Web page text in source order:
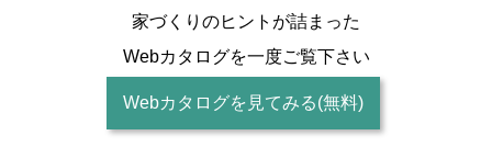
家づくりのヒントが詰まった
Webカタログを一度ご覧下さい
Webカタログを見てみる(無料)